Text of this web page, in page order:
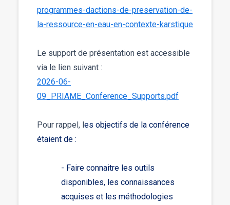
programmes-dactions-de-preservation-de-
la-ressource-en-eau-en-contexte-karstique
Le support de présentation est accessible
via le lien suivant :
2026-06-
09_PRIAME_Conference_Supports.pdf
Pour rappel, les objectifs de la conférence
étaient de :
- Faire connaitre les outils
disponibles, les connaissances
acquises et les méthodologies